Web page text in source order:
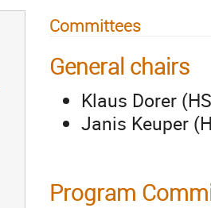
Committees
General chairs
Klaus Dorer
Janis Keuper
Program